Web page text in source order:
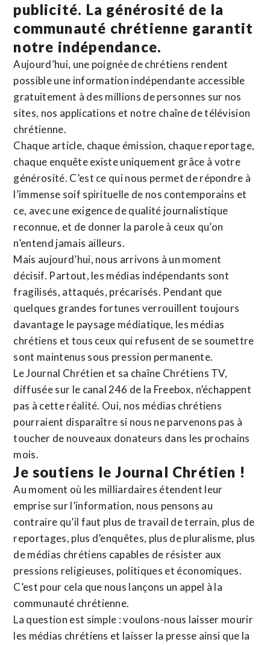
publicité. La générosité de la
communauté chrétienne garantit
notre indépendance.
Aujourd’hui, une poignée de chrétiens rendent
possible une information indépendante accessible
gratuitement à des millions de personnes sur nos
sites, nos applications et notre chaîne de télévision
chrétienne.
Chaque article, chaque émission, chaque reportage,
chaque enquête existe uniquement grâce à votre
générosité. C’est ce qui nous permet de répondre à
l’immense soif spirituelle de nos contemporains et
ce, avec une exigence de qualité journalistique
reconnue, et de donner la parole à ceux qu’on
n’entend jamais ailleurs.
Mais aujourd’hui, nous arrivons à un moment
décisif. Partout, les médias indépendants sont
fragilisés, attaqués, précarisés. Pendant que
quelques grandes fortunes verrouillent toujours
davantage le paysage médiatique, les médias
chrétiens et tous ceux qui refusent de se soumettre
sont maintenus sous pression permanente.
Le Journal Chrétien et sa chaîne Chrétiens TV,
diffusée sur le canal 246 de la Freebox, n’échappent
pas à cette réalité. Oui, nos médias chrétiens
pourraient disparaître si nous ne parvenons pas à
toucher de nouveaux donateurs dans les prochains
mois.
Je soutiens le Journal Chrétien !
Au moment où les milliardaires étendent leur
emprise sur l’information, nous pensons au
contraire qu’il faut plus de travail de terrain, plus de
reportages, plus d’enquêtes, plus de pluralisme, plus
de médias chrétiens capables de résister aux
pressions religieuses, politiques et économiques.
C’est pour cela que nous lançons un appel à la
communauté chrétienne.
La question est simple : voulons-nous laisser mourir
les médias chrétiens et laisser la presse ainsi que la